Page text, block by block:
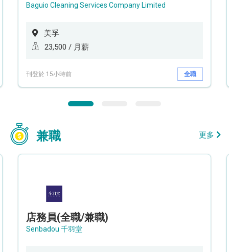
Baguio Cleaning Services Company Limited
美孚
23,500 / 月薪
刊登於 15小時前 全職
兼職 更多
店務員(全職/兼職)
Senbadou 千羽堂